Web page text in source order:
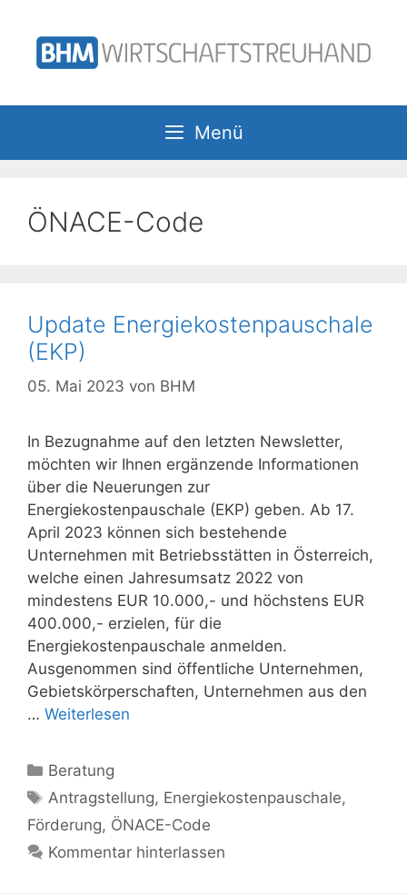
Inhalt
springen
Menü
ÖNACE-Code
Update Energiekostenpauschale
(EKP)
05. Mai 2023 von BHM
In Bezugnahme auf den letzten Newsletter,
möchten wir Ihnen ergänzende Informationen
über die Neuerungen zur
Energiekostenpauschale (EKP) geben. Ab 17.
April 2023 können sich bestehende
Unternehmen mit Betriebsstätten in Österreich,
welche einen Jahresumsatz 2022 von
mindestens EUR 10.000,- und höchstens EUR
400.000,- erzielen, für die
Energiekostenpauschale anmelden.
Ausgenommen sind öffentliche Unternehmen,
Gebietskörperschaften, Unternehmen aus den
… Weiterlesen
Kategorien
Beratung
Schlagwörter
Antragstellung, Energiekostenpauschale,
Förderung, ÖNACE-Code
Kommentar hinterlassen